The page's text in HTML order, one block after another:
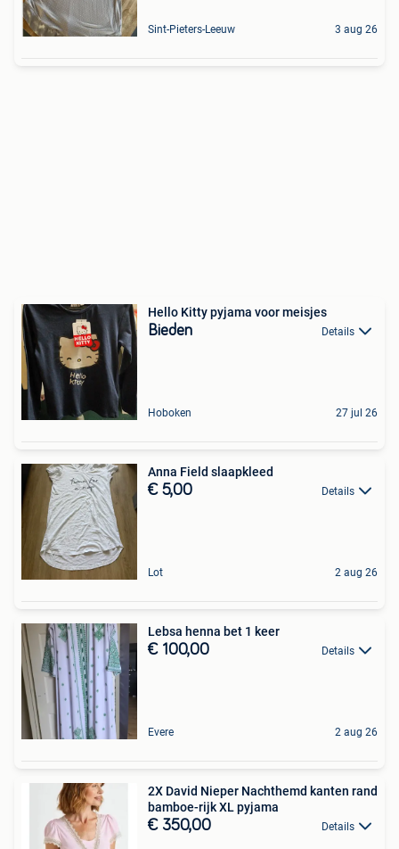
Sint-Pieters-Leeuw 3 aug 26
Hello Kitty pyjama voor meisjes
Bieden Details
Hoboken 27 jul 26
Anna Field slaapkleed
€ 5,00 Details
Lot 2 aug 26
Lebsa henna bet 1 keer
€ 100,00 Details
Evere 2 aug 26
2X David Nieper Nachthemd kanten rand
bamboe-rijk XL pyjama
€ 350,00 Details